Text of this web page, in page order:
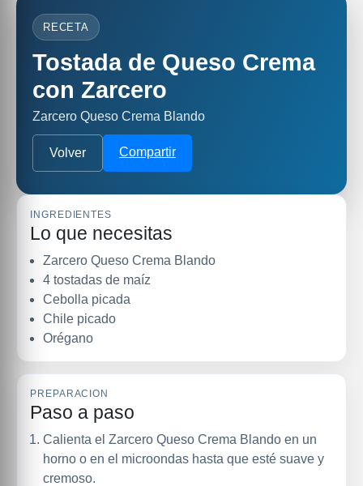
RECETA
Tostada de Queso Crema
con Zarcero
Zarcero Queso Crema Blando
Volver Compartir
INGREDIENTES
Lo que necesitas
Zarcero Queso Crema Blando
4 tostadas de maíz
Cebolla picada
Chile picado
Orégano
PREPARACION
Paso a paso
Calienta el Zarcero Queso Crema Blando en un
horno o en el microondas hasta que esté suave y
cremoso.